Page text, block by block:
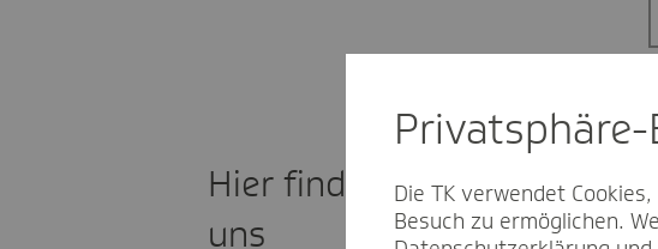
Hier finden Sie
uns
Die TK verwendet
Besuch zu ermöglichen.